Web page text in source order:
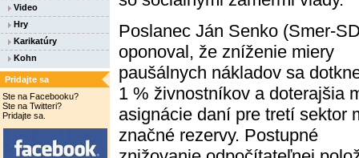
Video
Hry
Karikatúry
Kohn
Pridajte sa
Ste na Facebooku?
Ste na Twitteri?
Pridajte sa.
Poslanec Ján Senko (Smer-
oponoval, že zníženie miery
paušálnych nákladov sa
1 % živnostníkov a doterajšia
asignácie daní pre tretí sektor
značné rezervy. Postupné